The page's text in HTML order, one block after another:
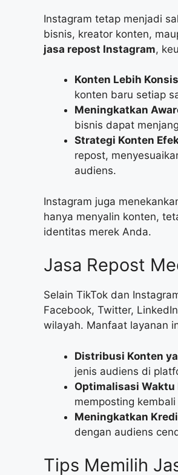
Instagram tetap menjadi
bisnis, kreator konten,
jasa repost Instagram,
Konten Lebih
konten baru setiap
Meningkatkan
bisnis dapat
Strategi Konten
repost,
audiens.
Instagram juga
hanya menyalin konten,
identitas merek Anda.
Jasa Repost
Selain TikTok dan
Facebook, Twitter,
wilayah. Manfaat layanan
Distribusi Konten
jenis audiens di
Optimalisasi Waktu
memposting
Meningkatkan
dengan audiens
Tips Memilih